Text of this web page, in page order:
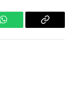
WhatsApp Copy